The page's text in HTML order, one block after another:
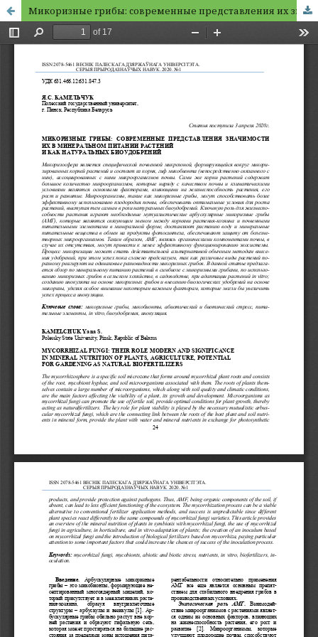
Микоризные грибы: cовременные представления их значимости в минеральном питании растений и как натуральных биоудобрений